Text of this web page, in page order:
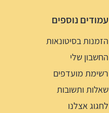
עמודים נוספים
הזמנות בסיטונאות
החשבון שלי
רשימת מועדפים
שאלות ותשובות
לחגוג אצלנו